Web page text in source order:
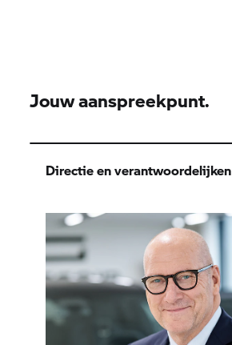
Jouw aanspreekpunt.
Directie en verantwoordelijken